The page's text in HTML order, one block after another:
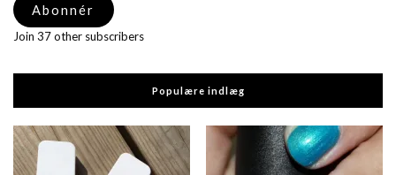
Abonnér
Join 37 other subscribers
Populære indlæg